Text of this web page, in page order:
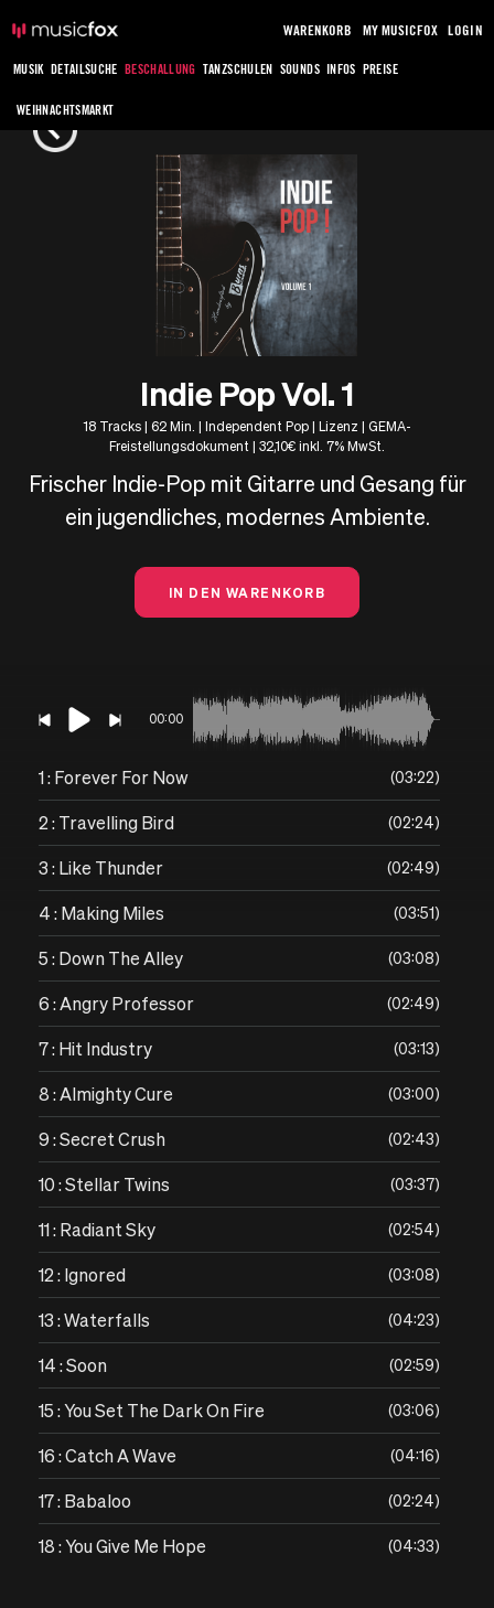
MUSIK DETAILSUCHE BESCHALLUNG TANZSCHULEN SOUNDS INFOS PREISE
WEIHNACHTSMARKT
WARENKORB MY MUSICFOX LOGIN
Indie Pop Vol. 1
18 Tracks | 62 Min. | Independent Pop | Lizenz | GEMA-
Freistellungsdokument | 32,10€ inkl. 7% MwSt.
Frischer Indie-Pop mit Gitarre und Gesang für
ein jugendliches, modernes Ambiente.
IN DEN WARENKORB
00:00
1 : Forever For Now 03:22
2 : Travelling Bird 02:24
3 : Like Thunder 02:49
4 : Making Miles 03:51
5 : Down The Alley 03:08
6 : Angry Professor 02:49
7 : Hit Industry 03:13
8 : Almighty Cure 03:00
9 : Secret Crush 02:43
10 : Stellar Twins 03:37
11 : Radiant Sky 02:54
12 : Ignored 03:08
13 : Waterfalls 04:23
14 : Soon 02:59
15 : You Set The Dark On Fire 03:06
16 : Catch A Wave 04:16
17 : Babaloo 02:24
18 : You Give Me Hope 04:33